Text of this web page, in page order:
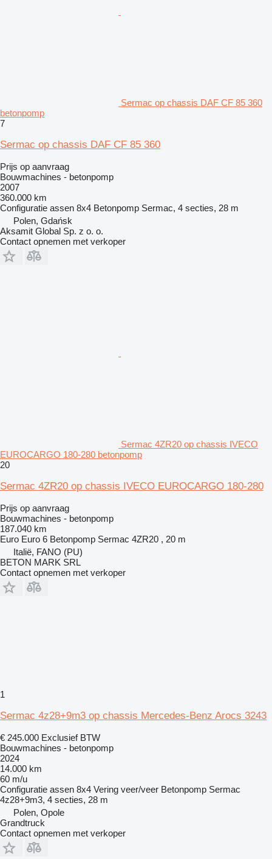
Sermac op chassis DAF CF 85 360
betonpomp
7
Sermac op chassis DAF CF 85 360
Prijs op aanvraag
Bouwmachines - betonpomp
2007
360.000 km
Configuratie assen 8x4 Betonpomp Sermac, 4 secties, 28 m
Polen, Gdańsk
Aksamit Global Sp. z o. o.
Contact opnemen met verkoper
Sermac 4ZR20 op chassis IVECO
EUROCARGO 180-280 betonpomp
20
Sermac 4ZR20 op chassis IVECO EUROCARGO 180-280
Prijs op aanvraag
Bouwmachines - betonpomp
187.040 km
Euro Euro 6 Betonpomp Sermac 4ZR20 , 20 m
Italië, FANO (PU)
BETON MARK SRL
Contact opnemen met verkoper
1
Sermac 4z28+9m3 op chassis Mercedes-Benz Arocs 3243
€ 245.000 Exclusief BTW
Bouwmachines - betonpomp
2024
14.000 km
60 m/u
Configuratie assen 8x4 Vering veer/veer Betonpomp Sermac
4z28+9m3, 4 secties, 28 m
Polen, Opole
Grandtruck
Contact opnemen met verkoper